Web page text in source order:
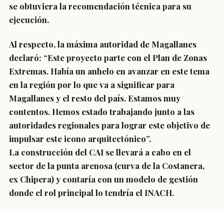
se obtuviera la recomendación técnica para su
ejecución.
Al respecto, la máxima autoridad de Magallanes
declaró: “Este proyecto parte con el Plan de Zonas
Extremas. Había un anhelo en avanzar en este tema
en la región por lo que va a significar para
Magallanes y el resto del país. Estamos muy
contentos. Hemos estado trabajando junto a las
autoridades regionales para lograr este objetivo de
impulsar este icono arquitectónico”.
La construcción del CAI se llevará a cabo en el
sector de la punta arenosa (curva de la Costanera,
ex Chipera) y contaría con un modelo de gestión
donde el rol principal lo tendría el INACH.